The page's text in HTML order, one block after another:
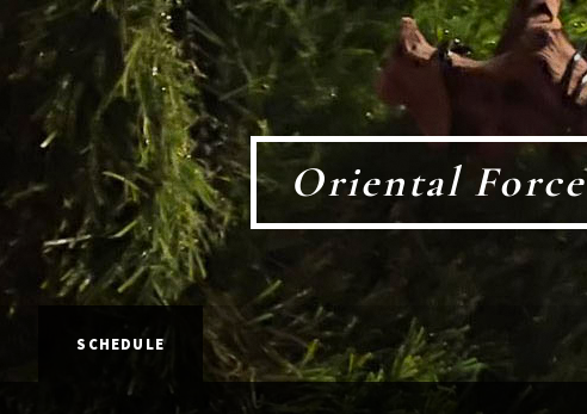
Oriental Force
SCHEDULE